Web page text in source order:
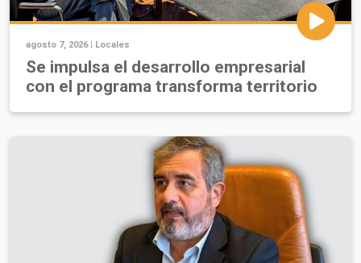
agosto 7, 2026 | Locales
Se impulsa el desarrollo empresarial
con el programa transforma territorio